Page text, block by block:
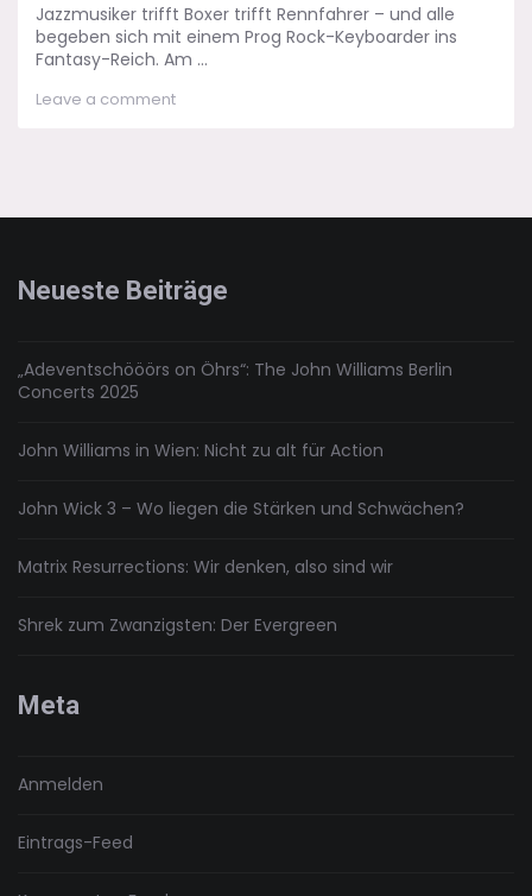
Jazzmusiker trifft Boxer trifft Rennfahrer – und alle
begeben sich mit einem Prog Rock-Keyboarder ins
Fantasy-Reich. Am ...
Leave a commenton
eine
mediale
Neueste Beiträge
„Adeventschööörs on Öhrs“: The John Williams Berlin
Concerts 2025
John Williams in Wien: Nicht zu alt für Action
John Wick 3 – Wo liegen die Stärken und Schwächen?
Matrix Resurrections: Wir denken, also sind wir
Shrek zum Zwanzigsten: Der Evergreen
Meta
Anmelden
Eintrags-Feed